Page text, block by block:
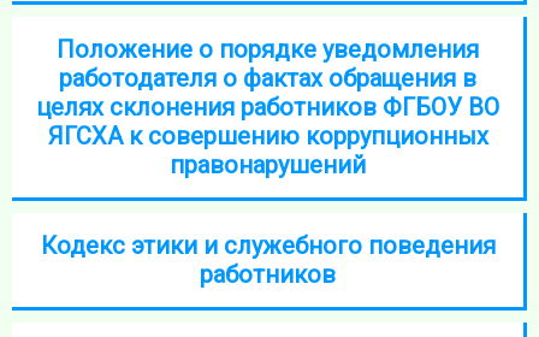
Положение о порядке уведомления
работодателя о фактах обращения в
целях склонения работников ФГБОУ ВО
ЯГСХА к совершению коррупционных
правонарушений
Кодекс этики и служебного поведения
работников